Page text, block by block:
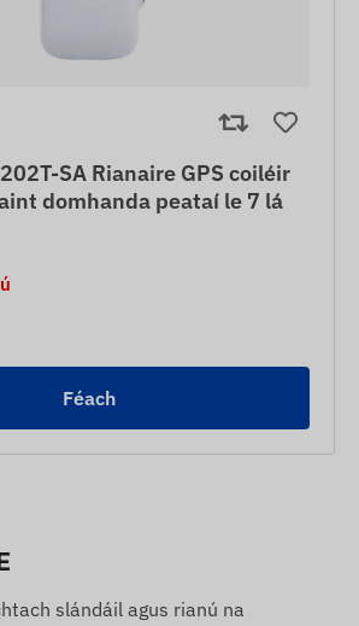
SA Rianaire GPS coiléir
domhanda peataí le 7 lá
Féach
slándáil agus rianú na